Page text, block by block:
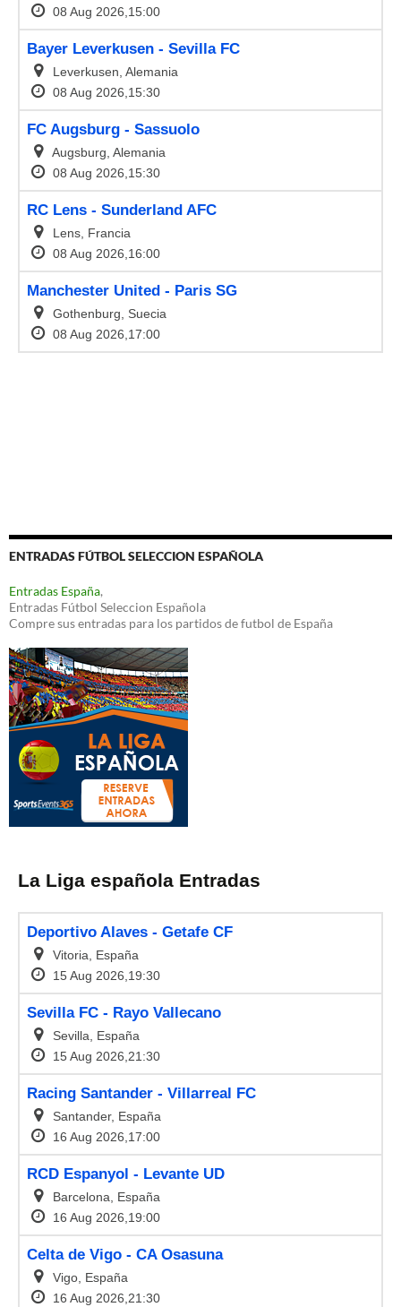
ENTRADAS FÚTBOL SELECCION ESPAÑOLA
Entradas España,
Entradas Fútbol Seleccion Española
Compre sus entradas para los partidos de futbol de España